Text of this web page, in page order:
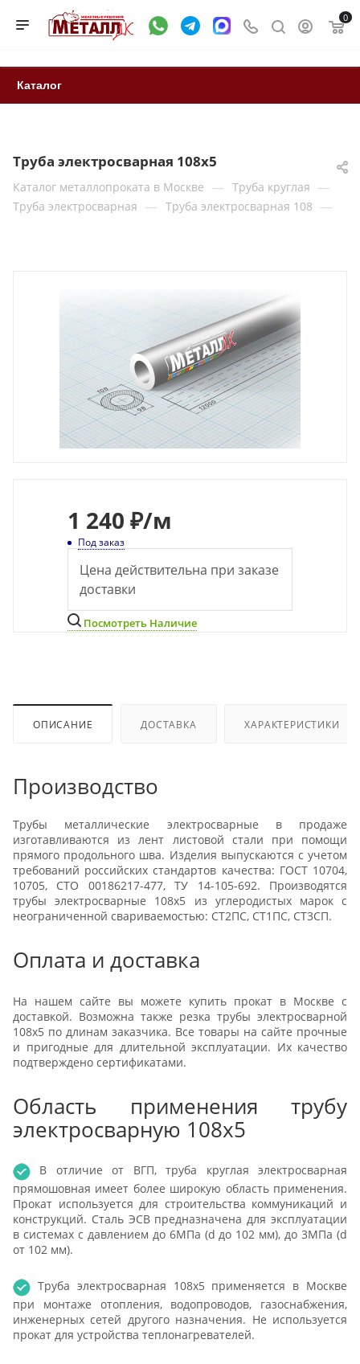
0
Каталог
Труба электросварная 108х5
Каталог металлопроката в Москве — Труба круглая —
Труба электросварная — Труба электросварная 108 —
1 240 ₽/м
Под заказ
Цена действительна при заказе
доставки
Посмотреть Наличие
ОПИСАНИЕ ДОСТАВКА ХАРАКТЕРИСТИКИ
Производство
Трубы металлические электросварные в продаже
изготавливаются из лент листовой стали при помощи
прямого продольного шва. Изделия выпускаются с учетом
требований российских стандартов качества: ГОСТ 10704,
10705, СТО 00186217-477, ТУ 14-105-692. Производятся
трубы электросварные 108х5 из углеродистых марок с
неограниченной свариваемостью: СТ2ПС, СТ1ПС, СТ3СП.
Оплата и доставка
На нашем сайте вы можете купить прокат в Москве с
доставкой. Возможна также резка трубы электросварной
108х5 по длинам заказчика. Все товары на сайте прочные
и пригодные для длительной эксплуатации. Их качество
подтверждено сертификатами.
Область применения трубу
электросварную 108х5
В отличие от ВГП, труба круглая электросварная
прямошовная имеет более широкую область применения.
Прокат используется для строительства коммуникаций и
конструкций. Сталь ЭСВ предназначена для эксплуатации
в системах с давлением до 6МПа (d до 102 мм), до 3МПа (d
от 102 мм).
Труба электросварная 108х5 применяется в Москве
при монтаже отопления, водопроводов, газоснабжения,
инженерных сетей другого назначения. Не используется
прокат для устройства теплонагревателей.